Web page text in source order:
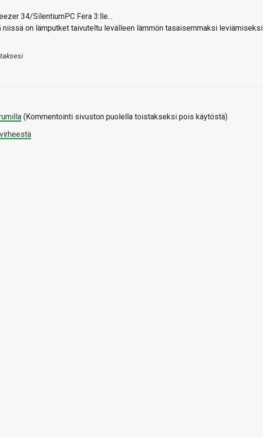
34/SilentiumPC Fera 3:lle…
on lämputket taivuteltu levälleen lämmön tasaisemmaksi leviämiseksi
(Kommentointi sivuston puolella toistakseksi pois käytöstä)